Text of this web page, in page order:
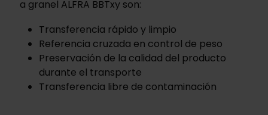
a granel ALFRA BBTxy son:
Transferencia rápido y limpio
Referencia cruzada en control de peso
Preservación de la calidad del producto
durante el transporte
Transferencia libre de contaminación